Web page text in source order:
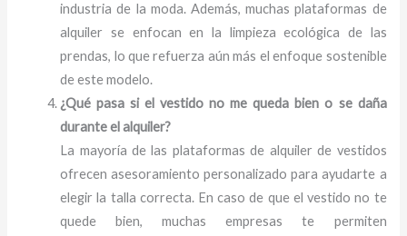
industria de la moda. Además, muchas plataformas de
alquiler se enfocan en la limpieza ecológica de las
prendas, lo que refuerza aún más el enfoque sostenible
de este modelo.
¿Qué pasa si el vestido no me queda bien o se daña
durante el alquiler?
La mayoría de las plataformas de alquiler de vestidos
ofrecen asesoramiento personalizado para ayudarte a
elegir la talla correcta. En caso de que el vestido no te
quede bien, muchas empresas te permiten